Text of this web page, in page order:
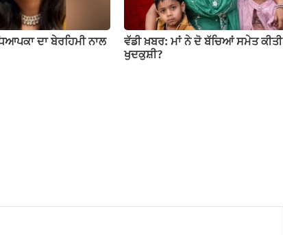
ਦਾ ਬੇਰਹਿਮੀ ਨਾਲ
ਵੱਡੀ ਖ਼ਬਰ: ਮਾਂ ਨੇ ਦੋ ਬੱਚਿਆਂ ਸਮੇਤ ਕੀਤੀ
ਖੁਦਕੁਸ਼ੀ?